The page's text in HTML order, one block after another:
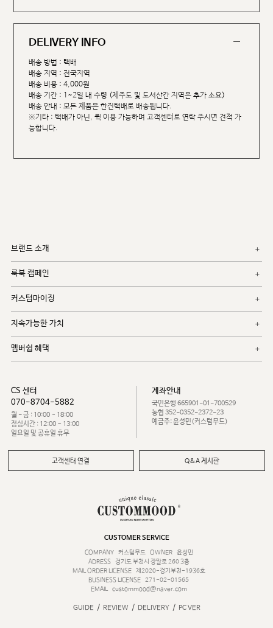
DELIVERY INFO
배송 방법 : 택배
배송 지역 : 전국지역
배송 비용 : 4,000원
배송 기간 : 1~2일 내 수령 (제주도 및 도서산간 지역은 추가 소요)
배송 안내 : 모든 제품은 한진택배로 배송됩니다.
※기타 : 택배가 아닌, 퀵 이용 가능하며 고객센터로 연락 주시면 견적 가
능합니다.
브랜드 소개
룩북 캠페인
커스텀마이징
지속가능한 가치
멤버쉽 혜택
CS 센터
070-8704-5882
월 - 금 : 10:00 ~ 18:00
점심시간 : 12:00 ~ 13:00
일요일 및 공휴일 휴무
계좌안내
국민은행 665901-01-700529
농협 352-0352-2372-23
예금주: 윤성민(커스텀무드)
고객센터 연결 Q&A 게시판
CUSTOMER SERVICE
COMPANY
커스텀무드 OWNER
윤성민
ADRESS
경기도 부천시 장말로 260 3층
MAIL ORDER LICENSE
제2020-경기부천-1936호
BUSINESS LICENSE 271-02-01565
EMAIL
custommood@naver.com
GUIDE / REVIEW / DELIVERY / PC VER